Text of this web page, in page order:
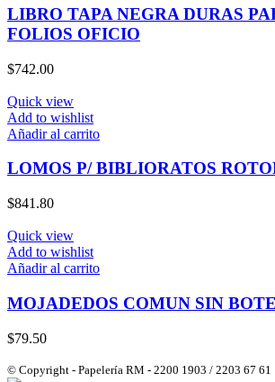
LIBRO TAPA NEGRA DURAS
FOLIOS OFICIO
$742.00
Quick view
Add to wishlist
Añadir al carrito
LOMOS P/ BIBLIORATOS
$841.80
Quick view
Add to wishlist
Añadir al carrito
MOJADEDOS COMUN SIN
$79.50
© Copyright - Papelería RM - 2200 1903 / 2203 67 61